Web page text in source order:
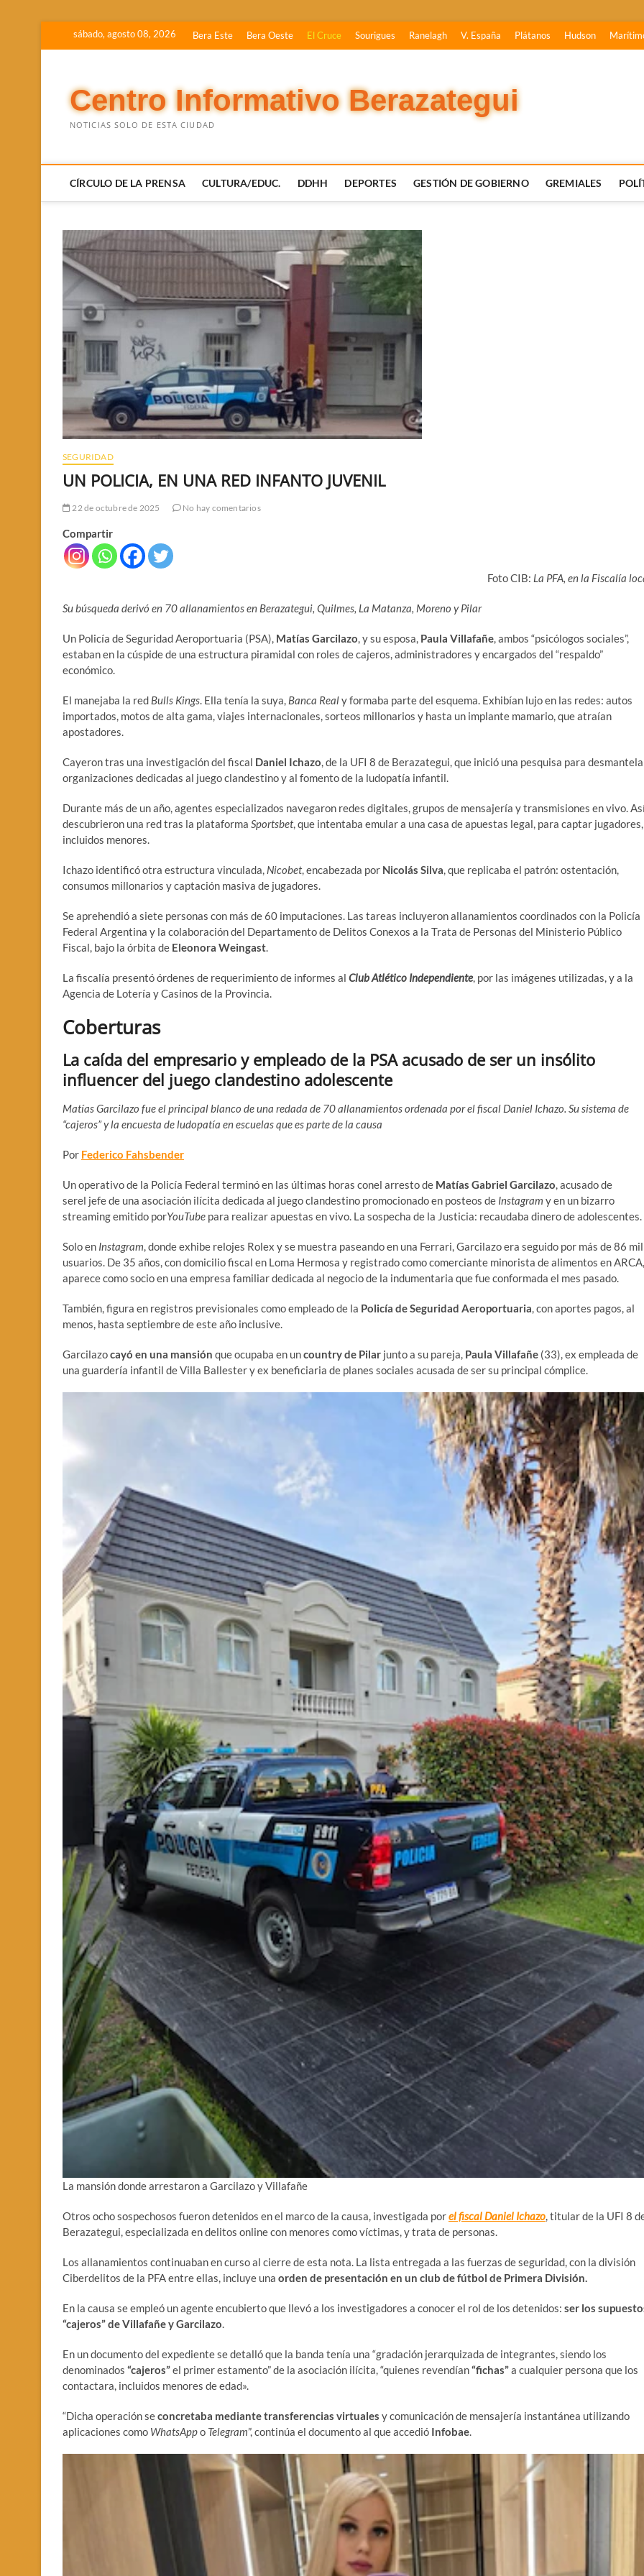
sábado, agosto 08, 2026 Bera Este Bera Oeste El Cruce Sourigues Ranelagh V. España Plátanos Hudson
Centro Informativo Berazategui
NOTICIAS SOLO DE ESTA CIUDAD
CÍRCULO DE LA PRENSA CULTURA/EDUC. DDHH DEPORTES GESTIÓN DE GOBIERNO GREMIALES
SEGURIDAD
UN POLICIA, EN UNA RED INFANTO JUVENIL
22 de octubre de 2025 No hay comentarios
Compartir
Foto CIB: La PFA, en la Fiscalía
Su búsqueda derivó en 70 allanamientos en Berazategui, Quilmes, La Matanza, Moreno y Pilar
Un Policía de Seguridad Aeroportuaria (PSA), Matías Garcilazo, y su esposa, Paula Villafañe, ambos “psicólogos sociales”,
estaban en la cúspide de una estructura piramidal con roles de cajeros, administradores y encargados del “respaldo”
económico.
El manejaba la red Bulls Kings. Ella tenía la suya, Banca Realy formaba parte del esquema. Exhibían lujo en las redes: autos
importados, motos de alta gama, viajes internacionales, sorteos millonarios y hasta un implante mamario, que atraían
apostadores.
Cayeron tras una investigación del fiscal Daniel Ichazo, de la UFI 8 de Berazategui, que inició una pesquisa para
organizaciones dedicadas al juego clandestino y al fomento de la ludopatía infantil.
Durante más de un año, agentes especializados navegaron redes digitales, grupos de mensajería y transmisiones en vivo.
descubrieron una red tras la plataforma Sportsbet, que intentaba emular a una casa de apuestas legal, para captar jugadores,
incluidos menores.
Ichazo identificó otra estructura vinculada, Nicobet, encabezada por Nicolás Silva, que replicaba el patrón: ostentación,
consumos millonarios y captación masiva de jugadores.
Se aprehendió a siete personas con más de 60 imputaciones. Las tareas incluyeron allanamientos coordinados con la Policía
Federal Argentina y la colaboración del Departamento de Delitos Conexos a la Trata de Personas del Ministerio Público
Fiscal, bajo la órbita de Eleonora Weingast.
La fiscalía presentó órdenes de requerimiento de informes al Club Atlético Independiente, por las imágenes utilizadas, y a la
Agencia de Lotería y Casinos de la Provincia.
Coberturas
La caída del empresario y empleado de la PSA acusado de ser un insólito
influencer del juego clandestino adolescente
Matías Garcilazo fue el principal blanco de una redada de 70 allanamientos ordenada por el fiscal Daniel Ichazo. Su sistema de
“cajeros” y la encuesta de ludopatía en escuelas que es parte de la causa
Por Federico Fahsbender
Un operativo de la Policía Federal terminó en las últimas horas conel arresto de Matías Gabriel Garcilazo, acusado de
serel jefe de una asociación ilícita dedicada al juego clandestino promocionado en posteos de Instagram y en un bizarro
streaming emitido porYouTube para realizar apuestas en vivo. La sospecha de la Justicia: recaudaba dinero de adolescentes.
Solo en Instagram, donde exhibe relojes Rolex y se muestra paseando en una Ferrari, Garcilazo era seguido por más de 86 mil
usuarios. De 35 años, con domicilio fiscal en Loma Hermosa y registrado como comerciante minorista de alimentos en ARCA,
aparece como socio en una empresa familiar dedicada al negocio de la indumentaria que fue conformada el mes pasado.
También, figura en registros previsionales como empleado de la Policía de Seguridad Aeroportuaria, con aportes pagos, al
menos, hasta septiembre de este año inclusive.
Garcilazocayó en una mansión que ocupaba en uncountry de Pilar junto a su pareja, Paula Villafañe (33), ex empleada de
una guardería infantil de Villa Ballester y ex beneficiaria de planes sociales acusada de ser su principal cómplice.
La mansión donde arrestaron a Garcilazo y Villafañe
Otros ocho sospechosos fueron detenidos en el marco de la causa, investigada porel fiscal Daniel Ichazo, titular de la UFI 8
Berazategui, especializada en delitos online con menores como víctimas, y trata de personas.
Los allanamientos continuaban en curso al cierre de esta nota. La lista entregada a las fuerzas de seguridad, con la división
Ciberdelitos de la PFA entre ellas, incluye una orden de presentación en un club de fútbol de Primera División.
En la causa se empleó un agente encubierto que llevó a los investigadores a conocer el rol de los detenidos: ser los
“cajeros” de Villafañe y Garcilazo.
En un documento del expediente se detalló que la banda tenía una “gradación jerarquizada de integrantes, siendo los
denominados “cajeros”el primer estamento” de la asociación ilícita, “quienes revendían“fichas”a cualquier persona que los
contactara, incluidos menores de edad».
“Dicha operación seconcretaba mediante transferencias virtuales y comunicación de mensajería instantánea utilizando
aplicaciones como WhatsAppo Telegram”, continúa el documento al que accedió Infobae.